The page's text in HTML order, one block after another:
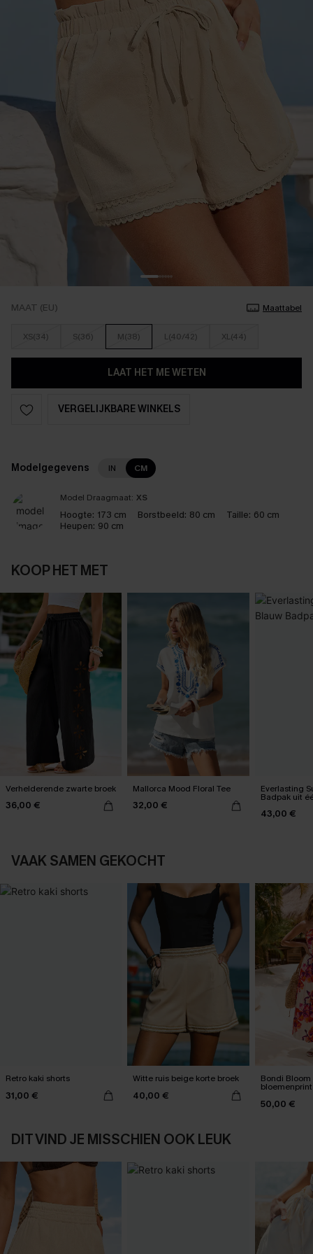
MAAT (EU) Maattabel
XS(34) S(36) M(38) L(40/42) XL(44)
LAAT HET ME WETEN
VERGELIJKBARE WINKELS
Modelgegevens IN CM
Model Draagmaat: XS
Hoogte: 173 cm Borstbeeld: 80 cm Taille: 60 cm
Heupen: 90 cm
KOOP HET MET
Verhelderende zwarte broek
36,00 €
Mallorca Mood Floral Tee
32,00 €
Everlasting
Badpak uit
43,00 €
VAAK SAMEN GEKOCHT
Retro kaki shorts
31,00 €
Witte ruis beige korte broek
40,00 €
Bondi
bloemenprint
50,00 €
DIT VIND JE MISSCHIEN OOK LEUK